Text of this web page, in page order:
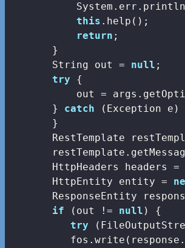
this .help();
return ;
       }
       String out =
null ;
try {
out =
       }
catch (Exception e)
       }
RestTemplate
       HttpHeaders headers =
       HttpEntity
entity =
       ResponseEntity
if (out != null ) {
try